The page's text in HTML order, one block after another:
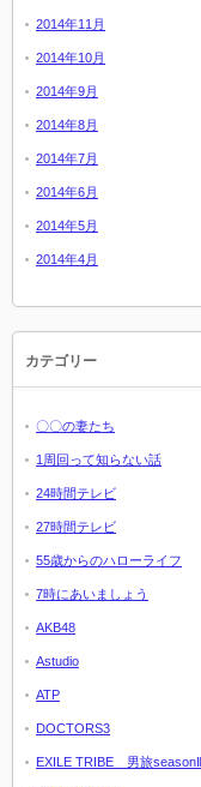
2014年11月
2014年10月
2014年9月
2014年8月
2014年7月
2014年6月
2014年5月
2014年4月
カテゴリー
〇〇の妻たち
1周回って知らない話
24時間テレビ
27時間テレビ
55歳からのハローライフ
7時にあいましょう
AKB48
Astudio
ATP
DOCTORS3
EXILE TRIBE 男旅seasonⅡ